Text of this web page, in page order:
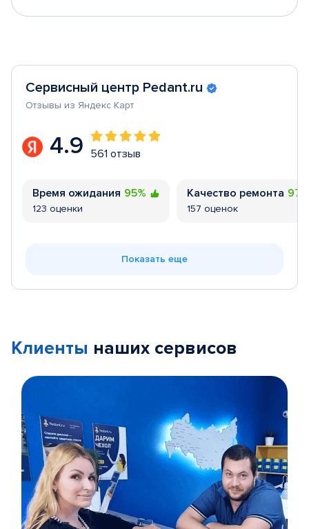
Сервисный центр Pedant.ru
Отзывы из Яндекс Карт
4.9 561 отзыв
Время ожидания 95%
123 оценки
Качество ремонта
157 оценок
Показать еще
Клиенты наших сервисов